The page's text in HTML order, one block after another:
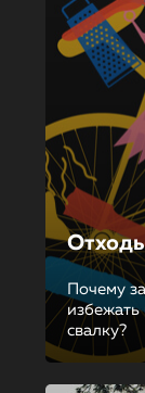
Почему
свалку?